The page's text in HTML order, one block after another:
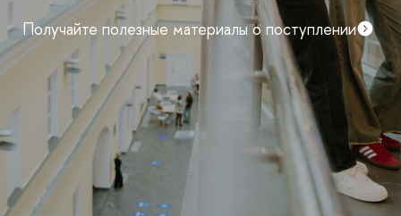
Получайте полезные материалы о поступлении